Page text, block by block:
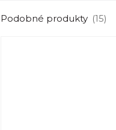
Podobné produkty (15)